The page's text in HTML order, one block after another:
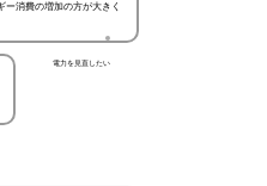
ー消費の増加の方が大きく
電力を見直したい